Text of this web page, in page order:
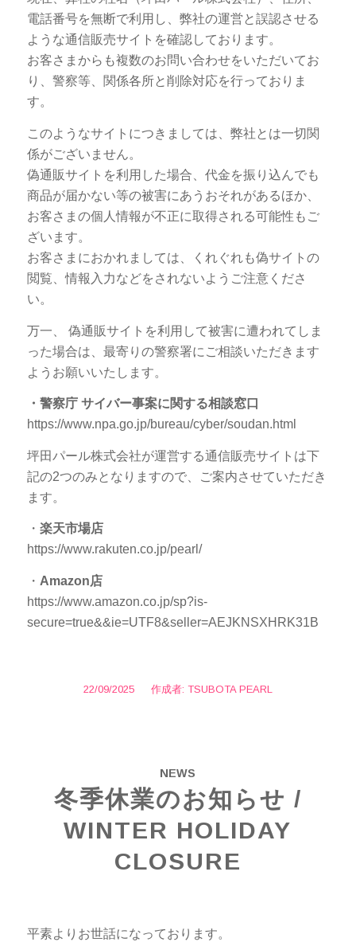
電話番号を無断で利用し、弊社の運営と誤認させる
ような通信販売サイトを確認しております。
お客さまからも複数のお問い合わせをいただいてお
り、警察等、関係各所と削除対応を行っておりま
す。
このようなサイトにつきましては、弊社とは一切関
係がございません。
偽通販サイトを利用した場合、代金を振り込んでも
商品が届かない等の被害にあうおそれがあるほか、
お客さまの個人情報が不正に取得される可能性もご
ざいます。
お客さまにおかれましては、くれぐれも偽サイトの
閲覧、情報入力などをされないようご注意くださ
い。
万一、 偽通販サイトを利用して被害に遭われてしま
った場合は、最寄りの警察署にご相談いただきます
ようお願いいたします。
・警察庁 サイバー事案に関する相談窓口
https://www.npa.go.jp/bureau/cyber/soudan.html
坪田パール株式会社が運営する通信販売サイトは下
記の2つのみとなりますので、ご案内させていただき
ます。
・ 楽天市場店
https://www.rakuten.co.jp/pearl/
・ Amazon店
https://www.amazon.co.jp/sp?is-
secure=true&&ie=UTF8&seller=AEJKNSXHRK31B
22/09/2025
/ 作成者: TSUBOTA PEARL
NEWS
冬季休業のお知らせ /
WINTER HOLIDAY
CLOSURE
平素よりお世話になっております。